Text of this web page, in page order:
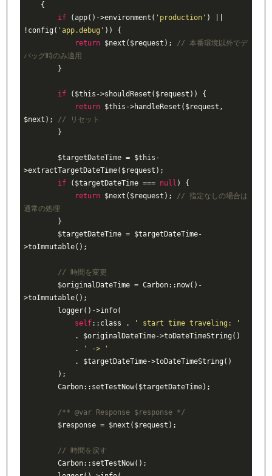
{
if (app()->environment( 'production' ) ||
!config( 'app.debug' )) {
return $next($request); // 本番環境以外でデ
バッグ時のみ適用
if ($this->shouldReset($request)) {
return $this->handleReset($request,
$next); // リセット
>extractTargetDateTime($request);
if ($targetDateTime === null ) {
return $next($request); // 指定なしの場合は
通常の処理
>toImmutable();
// 時間を変更
>toImmutable();
self::class .
' start time traveling: '
            .
' -> '
/** @var Response $response */
// 時間を戻す